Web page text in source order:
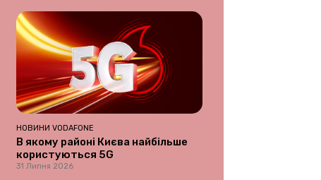
НОВИНИ VODAFONE
В якому районі Києва найбільше
користуються 5G
31 Липня 2026